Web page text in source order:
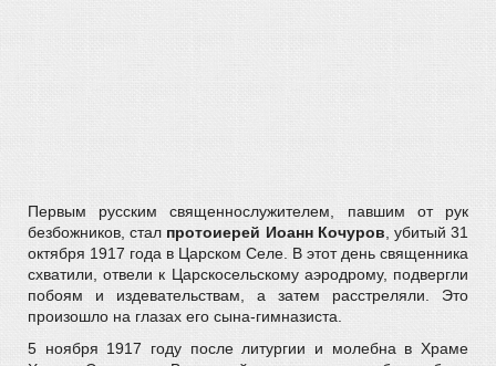
Первым русским священнослужителем, павшим от рук
безбожников, стал протоиерей Иоанн Кочуров , убитый 31
октября 1917 года в Царском Селе. В этот день священника
схватили, отвели к Царскосельскому аэродрому, подвергли
побоям и издевательствам, а затем расстреляли. Это
произошло на глазах его сына-гимназиста.
5 ноября 1917 году после литургии и молебна в Храме